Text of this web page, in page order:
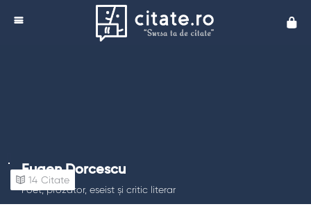
Eugen Dorcescu
Poet, prozator, eseist și critic literar
14 Citate